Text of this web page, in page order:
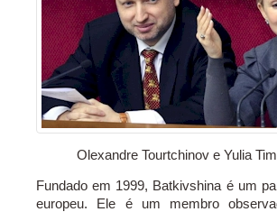
Olexandre Tourtchinov e Yulia
Fundado em 1999, Batkivshina é um
europeu. Ele é um membro